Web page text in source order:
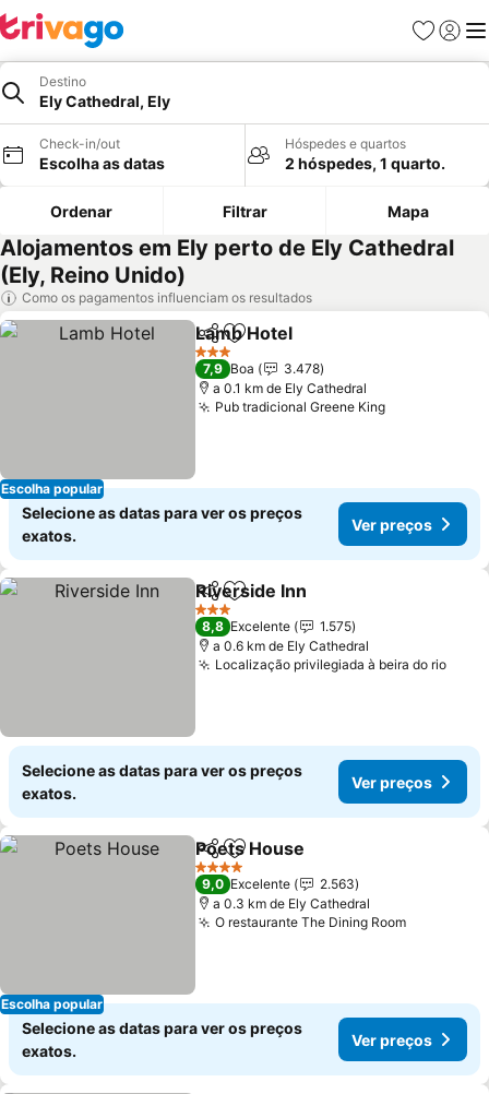
Favoritos
Iniciar
Destino
Ely Cathedral, Ely
Check-in/out
Escolha as datas
Hóspedes e quartos
2 hóspedes, 1 quarto.
Ordenar Filtrar Mapa
Alojamentos em Ely perto de Ely Cathedral
(Ely, Reino Unido)
Como os pagamentos influenciam os resultados
Escolha popular
PartilharAdicionar aos favoritos
Lamb Hotel
3 Estrelas
7,9 Boa
3.478
a 0.1 km de Ely Cathedral
Pub tradicional Greene KingVer preços
Selecione as datas para ver os preços
exatos.
Ver preços
PartilharAdicionar aos favoritos
Riverside Inn
3 Estrelas
8,8 Excelente
1.575
a 0.6 km de Ely Cathedral
Localização privilegiada à beira do rioVer
Selecione as datas para ver os preços
exatos.
Ver preços
Escolha popular
PartilharAdicionar aos favoritos
Poets House
4 Estrelas
9,0 Excelente
2.563
a 0.3 km de Ely Cathedral
O restaurante The Dining RoomVer
Selecione as datas para ver os preços
exatos.
Ver preços